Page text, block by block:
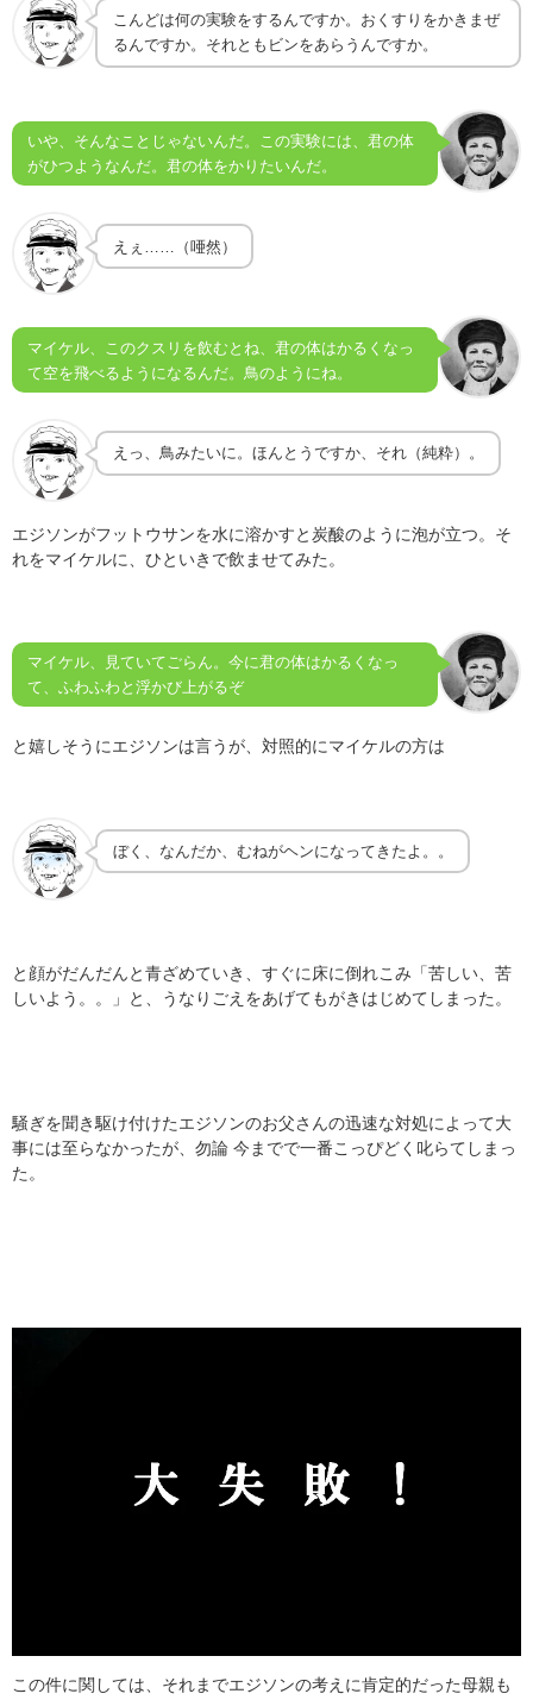
こんどは何の実験をするんですか。おくすりをかきまぜ
るんですか。それともビンをあらうんですか。
いや、そんなことじゃないんだ。この実験には、君の体
がひつようなんだ。君の体をかりたいんだ。
えぇ……（唖然）
マイケル、このクスリを飲むとね、君の体はかるくなっ
て空を飛べるようになるんだ。鳥のようにね。
えっ、鳥みたいに。ほんとうですか、それ（純粋）。
エジソンがフットウサンを水に溶かすと炭酸のように泡が立つ。そ
れをマイケルに、ひといきで飲ませてみた。
マイケル、見ていてごらん。今に君の体はかるくなっ
て、ふわふわと浮かび上がるぞ
と嬉しそうにエジソンは言うが、対照的にマイケルの方は
ぼく、なんだか、むねがヘンになってきたよ。。
と顔がだんだんと青ざめていき、すぐに床に倒れこみ「苦しい、苦
しいよう。。」と、うなりごえをあげてもがきはじめてしまった。
騒ぎを聞き駆け付けたエジソンのお父さんの迅速な対処によって大
事には至らなかったが、勿論 今までで一番こっぴどく叱らてしまっ
た。
この件に関しては、それまでエジソンの考えに肯定的だった母親も